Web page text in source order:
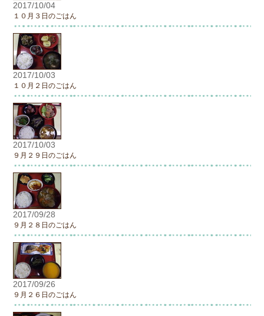
2017/10/04
１０月３日のごはん
2017/10/03
１０月２日のごはん
2017/10/03
９月２９日のごはん
2017/09/28
９月２８日のごはん
2017/09/26
９月２６日のごはん